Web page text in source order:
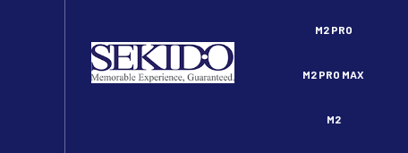
M2 PRO
M2 PRO MAX
M2